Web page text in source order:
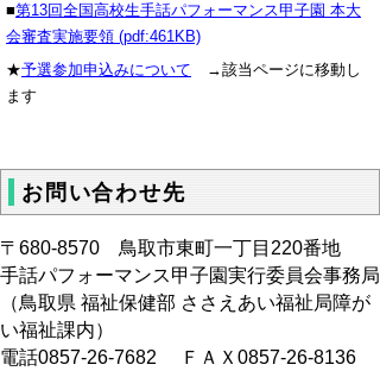
■第13回全国高校生手話パフォーマンス甲子園 本大
会審査実施要領 (pdf:461KB)
★予選参加申込みについて →該当ページに移動し
ます
お問い合わせ先
〒680‐8570 鳥取市東町一丁目220番地
手話パフォーマンス甲子園実行委員会事務局
（鳥取県 福祉保健部 ささえあい福祉局障が
い福祉課内）
電話0857-26-7682 ＦＡＸ0857-26-8136